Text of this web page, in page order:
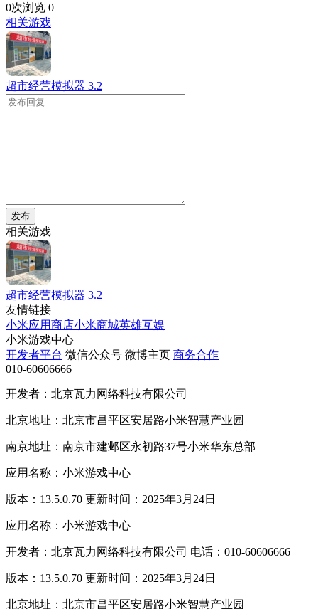
0次浏览 0
相关游戏
超市经营模拟器 3.2
发布
相关游戏
超市经营模拟器 3.2
友情链接
小米应用商店小米商城英雄互娱
小米游戏中心
开发者平台 微信公众号 微博主页 商务合作
010-60606666
开发者：北京瓦力网络科技有限公司
北京地址：北京市昌平区安居路小米智慧产业园
南京地址：南京市建邺区永初路37号小米华东总部
应用名称：小米游戏中心
版本：13.5.0.70 更新时间：2025年3月24日
应用名称：小米游戏中心
开发者：北京瓦力网络科技有限公司 电话：010-60606666
版本：13.5.0.70 更新时间：2025年3月24日
北京地址：北京市昌平区安居路小米智慧产业园